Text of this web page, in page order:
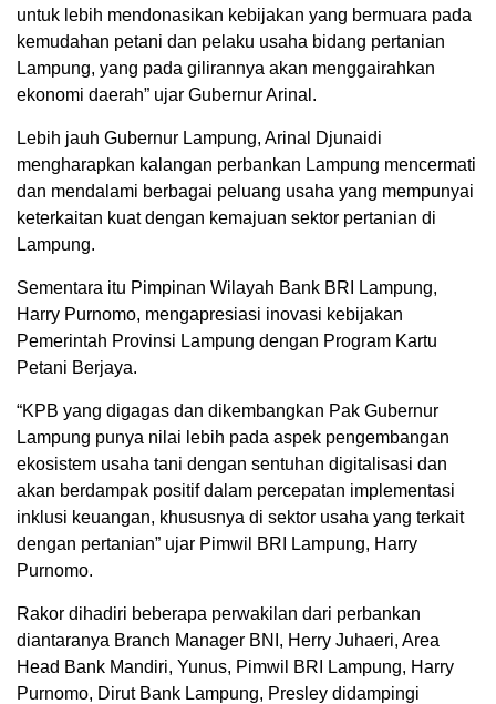
untuk lebih mendonasikan kebijakan yang bermuara pada
kemudahan petani dan pelaku usaha bidang pertanian
Lampung, yang pada gilirannya akan menggairahkan
ekonomi daerah” ujar Gubernur Arinal.
Lebih jauh Gubernur Lampung, Arinal Djunaidi
mengharapkan kalangan perbankan Lampung mencermati
dan mendalami berbagai peluang usaha yang mempunyai
keterkaitan kuat dengan kemajuan sektor pertanian di
Lampung.
Sementara itu Pimpinan Wilayah Bank BRI Lampung,
Harry Purnomo, mengapresiasi inovasi kebijakan
Pemerintah Provinsi Lampung dengan Program Kartu
Petani Berjaya.
“KPB yang digagas dan dikembangkan Pak Gubernur
Lampung punya nilai lebih pada aspek pengembangan
ekosistem usaha tani dengan sentuhan digitalisasi dan
akan berdampak positif dalam percepatan implementasi
inklusi keuangan, khususnya di sektor usaha yang terkait
dengan pertanian” ujar Pimwil BRI Lampung, Harry
Purnomo.
Rakor dihadiri beberapa perwakilan dari perbankan
diantaranya Branch Manager BNI, Herry Juhaeri, Area
Head Bank Mandiri, Yunus, Pimwil BRI Lampung, Harry
Purnomo, Dirut Bank Lampung, Presley didampingi